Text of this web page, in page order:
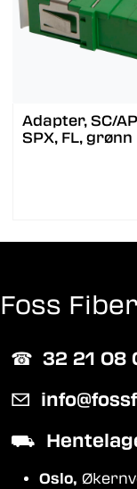
Adapter, SC/
SPX, FL, grønn
Foss
☎︎ 32 21 08
✉
⛟
Oslo,